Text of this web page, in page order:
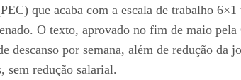
que acaba com a escala de trabalho
O texto, aprovado no fim de maio pela
descanso por semana, além de redução da
sem redução salarial.